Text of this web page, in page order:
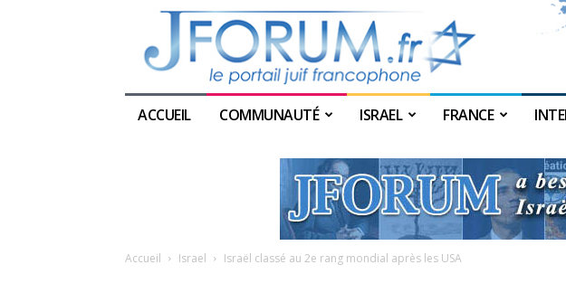
ACCUEIL COMMUNAUTÉ ISRAEL FRANCE
Accueil Israel Israël classé au 2e rang mondial après les USA